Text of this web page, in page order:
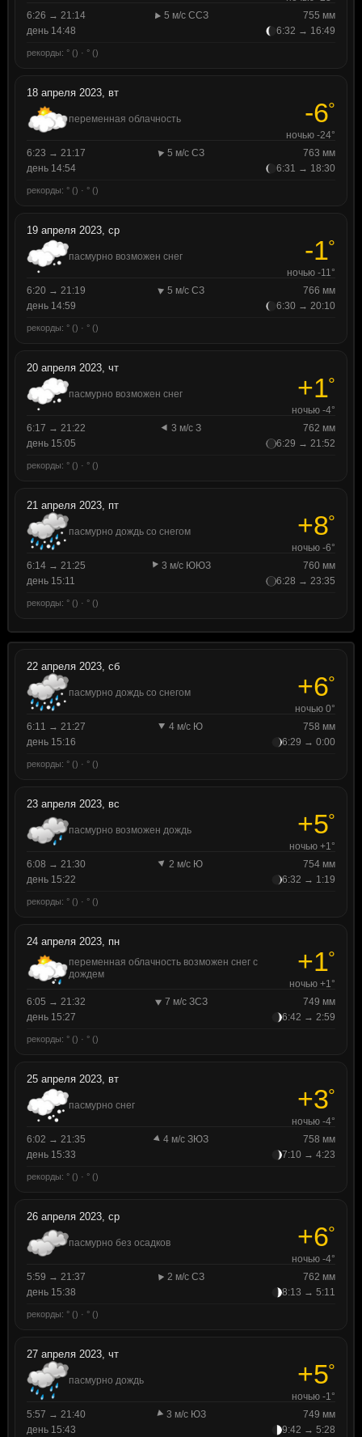
6:26 → 21:14
5 м/с ССЗ
755 мм
день 14:48
6:32 → 16:49
рекорды: ° () · ° ()
18 апреля 2023, вт
переменная облачность -6°
ночью -24°
6:23 → 21:17
5 м/с СЗ
763 мм
день 14:54
6:31 → 18:30
рекорды: ° () · ° ()
19 апреля 2023, ср
пасмурно возможен снег -1°
ночью -11°
6:20 → 21:19
5 м/с СЗ
766 мм
день 14:59
6:30 → 20:10
рекорды: ° () · ° ()
20 апреля 2023, чт
пасмурно возможен снег +1°
ночью -4°
6:17 → 21:22
3 м/с З
762 мм
день 15:05
6:29 → 21:52
рекорды: ° () · ° ()
21 апреля 2023, пт
пасмурно дождь со снегом +8°
ночью -6°
6:14 → 21:25
3 м/с ЮЮЗ
760 мм
день 15:11
6:28 → 23:35
рекорды: ° () · ° ()
22 апреля 2023, сб
пасмурно дождь со снегом +6°
ночью 0°
6:11 → 21:27
4 м/с Ю
758 мм
день 15:16
6:29 → 0:00
рекорды: ° () · ° ()
23 апреля 2023, вс
пасмурно возможен дождь +5°
ночью +1°
6:08 → 21:30
2 м/с Ю
754 мм
день 15:22
6:32 → 1:19
рекорды: ° () · ° ()
24 апреля 2023, пн
переменная облачность возможен снег с
дождем
+1°
ночью +1°
6:05 → 21:32
7 м/с ЗСЗ
749 мм
день 15:27
6:42 → 2:59
рекорды: ° () · ° ()
25 апреля 2023, вт
пасмурно снег +3°
ночью -4°
6:02 → 21:35
4 м/с ЗЮЗ
758 мм
день 15:33
7:10 → 4:23
рекорды: ° () · ° ()
26 апреля 2023, ср
пасмурно без осадков +6°
ночью -4°
5:59 → 21:37
2 м/с СЗ
762 мм
день 15:38
8:13 → 5:11
рекорды: ° () · ° ()
27 апреля 2023, чт
пасмурно дождь +5°
ночью -1°
5:57 → 21:40
3 м/с ЮЗ
749 мм
день 15:43
9:42 → 5:28